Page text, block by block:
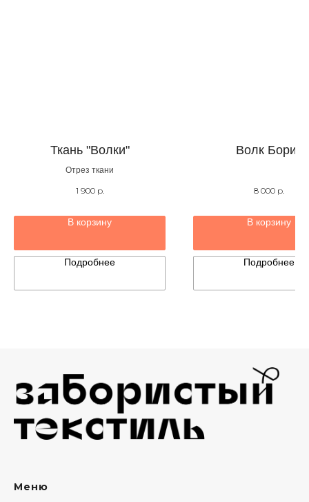
Ткань "Волки"
Отрез ткани
1 900 р.
В корзину
Подробнее
Волк Борис
8 000 р.
В корзину
Подробнее
Меню